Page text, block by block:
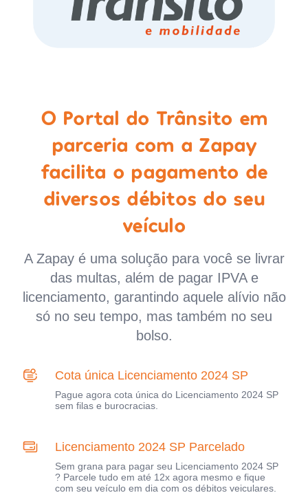
O Portal do Trânsito em
parceria com a Zapay
facilita o pagamento de
diversos débitos do seu
veículo
A Zapay é uma solução para você se livrar
das multas, além de pagar IPVA e
licenciamento, garantindo aquele alívio não
só no seu tempo, mas também no seu
bolso.
Cota única Licenciamento 2024 SP
Pague agora cota única do Licenciamento 2024 SP
sem filas e burocracias.
Licenciamento 2024 SP Parcelado
Sem grana para pagar seu Licenciamento 2024 SP
? Parcele tudo em até 12x agora mesmo e fique
com seu veículo em dia com os débitos veiculares.